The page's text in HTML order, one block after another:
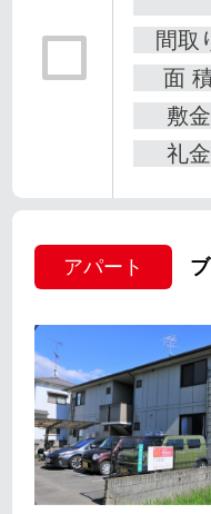
間取
面
敷金
礼金
アパート